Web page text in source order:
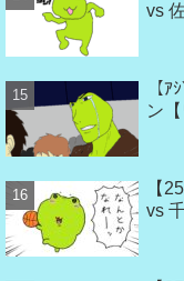
vs
【
ン
【
vs